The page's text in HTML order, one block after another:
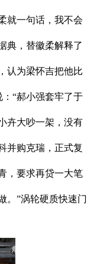
就一句话，我不会
典，替徽柔解释了
认为梁怀吉把他比
“郝小强套牢了于
卉大吵一架，没有
并购克瑞，正式复
，要求再贷一大笔
。”涡轮硬质快速门